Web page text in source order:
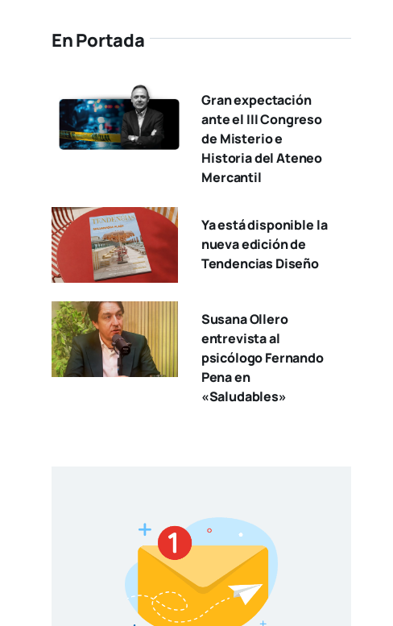
En Portada
Gran expectación
ante el III Congreso
de Misterio e
Historia del Ateneo
Mercantil
Ya está disponible la
nueva edición de
Tendencias Diseño
Susana Ollero
entrevista al
psicólogo Fernando
Pena en
«Saludables»